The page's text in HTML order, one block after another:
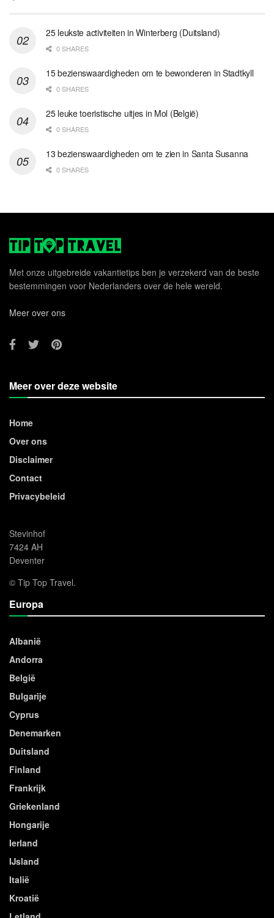
25 leukste activiteiten in Winterberg (Duitsland)
0 SHARES
15 bezienswaardigheden om te bewonderen in Stadtkyll
0 SHARES
25 leuke toeristische uitjes in Mol (België)
0 SHARES
13 bezienswaardigheden om te zien in Santa Susanna
0 SHARES
Met onze uitgebreide vakantietips ben je verzekerd van de beste
bestemmingen voor Nederlanders over de hele wereld.
Meer over ons
Meer over deze website
Home
Over ons
Disclaimer
Contact
Privacybeleid
Stevinhof
7424 AH
Deventer
© Tip Top Travel.
Europa
Albanië
Andorra
België
Bulgarije
Cyprus
Denemarken
Duitsland
Finland
Frankrijk
Griekenland
Hongarije
Ierland
IJsland
Italië
Kroatië